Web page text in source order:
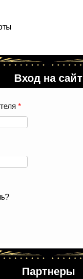
Вход на сайт
*
Партнеры